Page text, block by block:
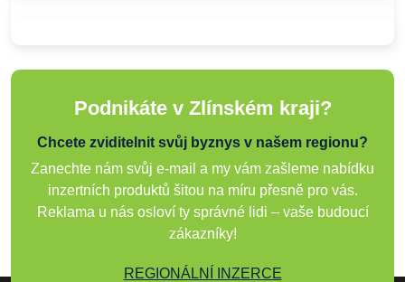
Podnikáte v Zlínském kraji?
Chcete zviditelnit svůj byznys v našem regionu?
Zanechte nám svůj e-mail a my vám zašleme nabídku
inzertních produktů šitou na míru přesně pro vás.
Reklama u nás osloví ty správné lidi – vaše budoucí
zákazníky!
REGIONÁLNÍ INZERCE